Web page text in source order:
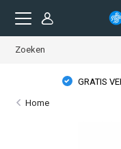
GRATIS
Home